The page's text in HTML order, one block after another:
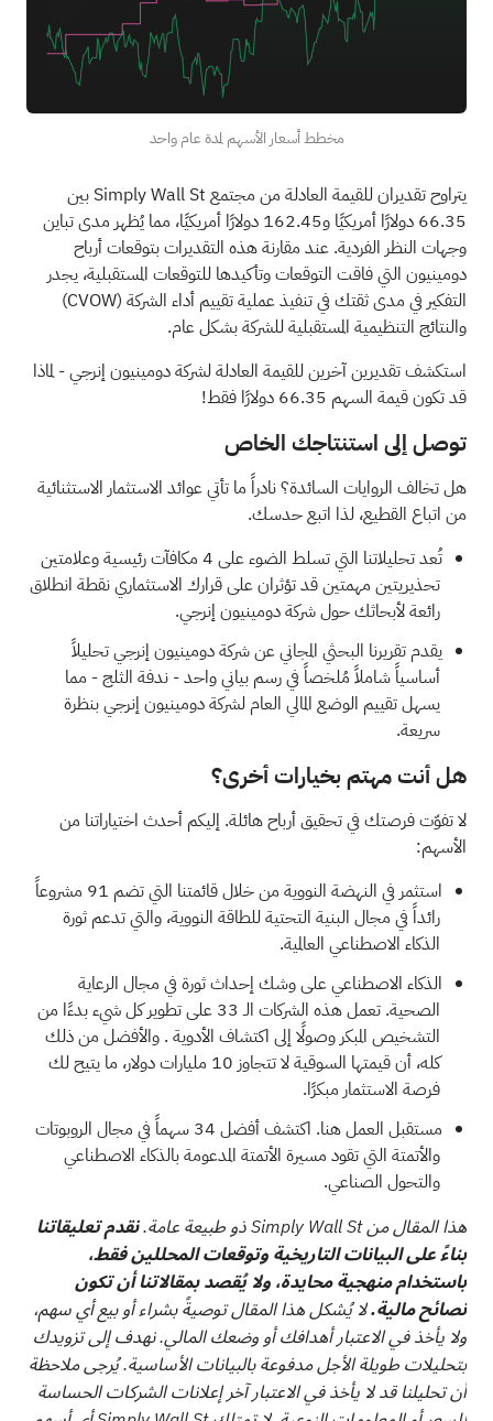
مخطط أسعار الأسهم لمدة عام واحد
يتراوح تقديران للقيمة العادلة من مجتمع Simply Wall St بين
66.35 دولارًا أمريكيًا و162.45 دولارًا أمريكيًا، مما يُظهر مدى تباين
وجهات النظر الفردية. عند مقارنة هذه التقديرات بتوقعات أرباح
دومينيون التي فاقت التوقعات وتأكيدها للتوقعات المستقبلية، يجدر
التفكير في مدى ثقتك في تنفيذ عملية تقييم أداء الشركة (CVOW)
والنتائج التنظيمية المستقبلية للشركة بشكل عام.
استكشف تقديرين آخرين للقيمة العادلة لشركة دومينيون إنرجي- لماذا
قد تكون قيمة السهم 66.35 دولارًا فقط!
توصل إلى استنتاجك الخاص
هل تخالف الروايات السائدة؟ نادراً ما تأتي عوائد الاستثمار الاستثنائية
من اتباع القطيع، لذا اتبع حدسك.
تُعد تحليلاتنا التي تسلط الضوء على 4 مكافآت رئيسية وعلامتين
تحذيريتين مهمتينقد تؤثران على قرارك الاستثماري نقطة انطلاق
رائعة لأبحاثك حول شركة دومينيون إنرجي.
يقدم تقريرنا البحثي المجاني عن شركة دومينيون إنرجيتحليلاً
أساسياً شاملاً مُلخصاً في رسم بياني واحد - ندفة الثلج - مما
يسهل تقييم الوضع المالي العام لشركة دومينيون إنرجي بنظرة
سريعة.
هل أنت مهتم بخيارات أخرى؟
لا تفوّت فرصتك في تحقيق أرباح هائلة. إليكم أحدث اختياراتنا من
الأسهم:
استثمر في النهضة النووية من خلال قائمتنا التي تضم
91 مشروعاً
رائداً في مجال البنية التحتية للطاقة النووية، والتيتدعم ثورة
الذكاء الاصطناعي العالمية.
الذكاء الاصطناعي على وشك إحداث ثورة في مجال الرعاية
الصحية.
تعمل هذه الشركات الـ 33 على تطوير كل شيء بدءًا من
التشخيص المبكر وصولًا إلى اكتشاف الأدوية. والأفضل من ذلك
كله، أن قيمتها السوقية لا تتجاوز 10 مليارات دولار، ما يتيح لك
فرصة الاستثمار مبكرًا.
مستقبل العمل هنا. اكتشف
أفضل 34 سهماً في مجال الروبوتات
والأتمتةالتي تقود مسيرة الأتمتة المدعومة بالذكاء الاصطناعي
والتحول الصناعي.
هذا المقال من Simply Wall St ذو طبيعة عامة.
نقدم تعليقاتنا
بناءً على البيانات التاريخية وتوقعات المحللين فقط،
باستخدام منهجية محايدة، ولا يُقصد بمقالاتنا أن تكون
نصائح مالية.لا يُشكل هذا المقال توصيةً بشراء أو بيع أي سهم،
ولا يأخذ في الاعتبار أهدافك أو وضعك المالي. نهدف إلى تزويدك
بتحليلات طويلة الأجل مدفوعة بالبيانات الأساسية. يُرجى ملاحظة
أن تحليلنا قد لا يأخذ في الاعتبار آخر إعلانات الشركات الحساسة